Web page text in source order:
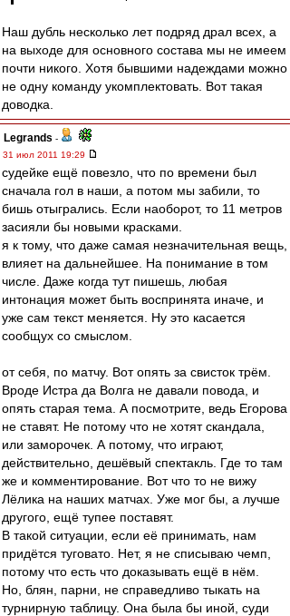
Наш дубль несколько лет подряд драл всех, а
на выходе для основного состава мы не имеем
почти никого. Хотя бывшими надеждами можно
не одну команду укомплектовать. Вот такая
доводка.
Legrands -
31 июл 2011 19:29
судейке ещё повезло, что по времени был
сначала гол в наши, а потом мы забили, то
бишь отыгрались. Если наоборот, то 11 метров
засияли бы новыми красками.
я к тому, что даже самая незначительная вещь,
влияет на дальнейшее. На понимание в том
числе. Даже когда тут пишешь, любая
интонация может быть воспринята иначе, и
уже сам текст меняется. Ну это касается
сообщух со смыслом.
от себя, по матчу. Вот опять за свисток трём.
Вроде Истра да Волга не давали повода, и
опять старая тема. А посмотрите, ведь Егорова
не ставят. Не потому что не хотят скандала,
или заморочек. А потому, что играют,
действительно, дешёвый спектакль. Где то там
же и комментирование. Вот что то не вижу
Лёлика на наших матчах. Уже мог бы, а лучше
другого, ещё тупее поставят.
В такой ситуации, если её принимать, нам
придётся туговато. Нет, я не списываю чемп,
потому что есть что доказывать ещё в нём.
Но, блян, парни, не справедливо тыкать на
турнирную таблицу. Она была бы иной, суди